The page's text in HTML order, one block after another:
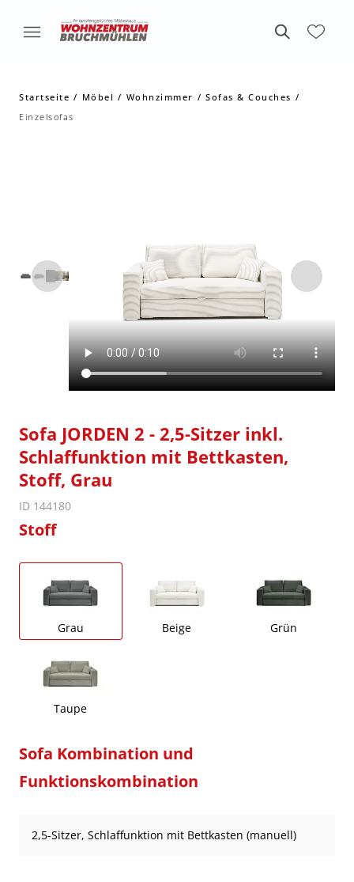
Startseite Möbel Wohnzimmer
Sofas & Couches
Einzelsofas
Sofa JORDEN 2 - 2,5-Sitzer inkl.
Schlaffunktion mit Bettkasten,
Stoff, Grau
ID 144180
Stoff
Grau Beige Grün
Taupe
Sofa Kombination und
Funktionskombination
2,5-Sitzer, Schlaffunktion mit Bettkasten (manuell)